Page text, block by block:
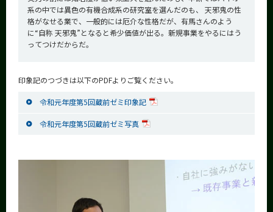
系の中では異色の有機合成系の研究室を選んだのも、 天邪鬼の性
格がなせる業で、一般的には厄介な性格だが、有馬さんのよう
に“自称 天邪鬼”となると希少価値が出る。新規事業をやるにはう
ってつけだからだ。
印象記のつづきは以下のPDFよりご覧ください。
令和元年度第5回蔵前ゼミ印象記
令和元年度第5回蔵前ゼミ写真